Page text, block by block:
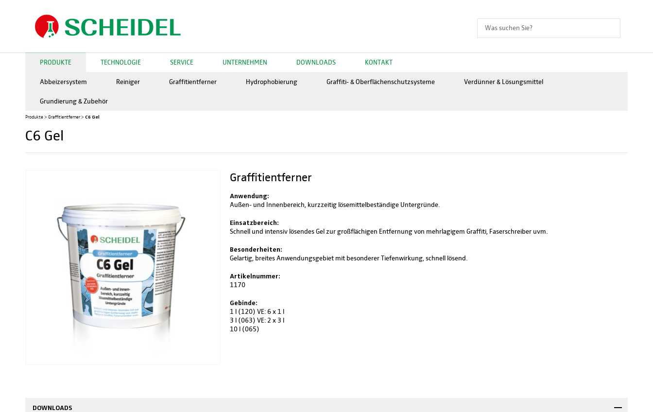
PRODUKTE
Abbeizersystem Reiniger Graffitientferner Hydrophobierung Graffiti- & Oberflächenschutzsysteme Verdünner & Lösungsmittel
Grundierung & Zubehör
TECHNOLOGIE SERVICE UNTERNEHMEN DOWNLOADS KONTAKT
Produkte > Graffitientferner> C6 Gel
C6 Gel
Graffitientferner
Anwendung:
Außen- und Innenbereich, kurzzeitig lösemittelbeständige Untergründe.
Einsatzbereich:
Schnell und intensiv lösendes Gel zur großflächigen Entfernung von mehrlagigem Graffiti, Faserschreiber uvm.
Besonderheiten:
Gelartig, breites Anwendungsgebiet mit besonderer Tiefenwirkung, schnell lösend.
Artikelnummer:
1170
Gebinde:
1 l (120) VE: 6 x 1 l
3 l (063) VE: 2 x 3 l
10 l (065)
DOWNLOADS